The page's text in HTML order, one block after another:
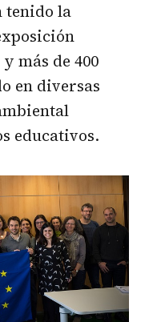
tenido la
y más de 400
en diversas
educativos.